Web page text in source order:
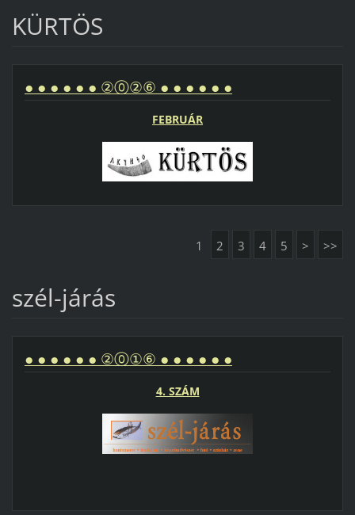
KÜRTÖS
● ● ● ● ● ● ②⓪②⑥ ● ● ● ● ● ●
FEBRUÁR
1 2 3 4 5 > >>
szél-járás
● ● ● ● ● ● ②⓪①⑥ ● ● ● ● ● ●
4. SZÁM